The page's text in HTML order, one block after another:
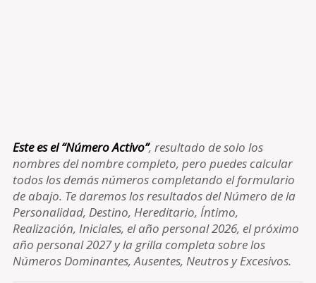
Este es el “Número Activo”, resultado de solo los
nombres del nombre completo, pero puedes calcular
todos los demás números completando el formulario
de abajo. Te daremos los resultados del Número de la
Personalidad, Destino, Hereditario, Íntimo,
Realización, Iniciales, el año personal 2026, el próximo
año personal 2027 y la grilla completa sobre los
Números Dominantes, Ausentes, Neutros y Excesivos.